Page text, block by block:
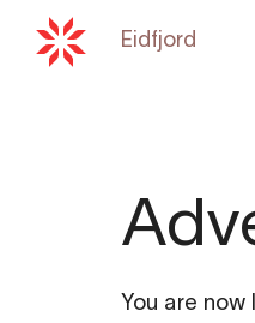
Eidfjord
You are